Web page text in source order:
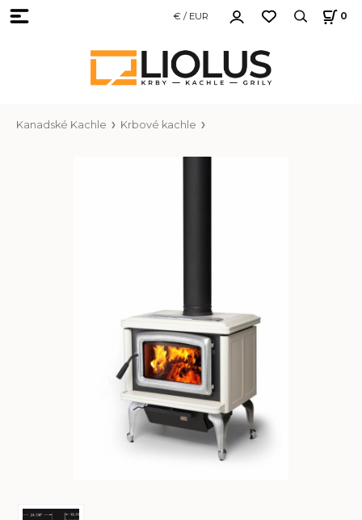
€ / EUR 0
Kanadské Kachle Krbové kachle